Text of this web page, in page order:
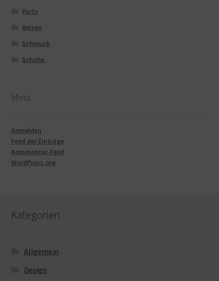
Party
Reisen
Schmuck
Schuhe
Meta
Anmelden
Feed der Einträge
Kommentar-Feed
WordPress.org
Kategorien
Allgemein
Design